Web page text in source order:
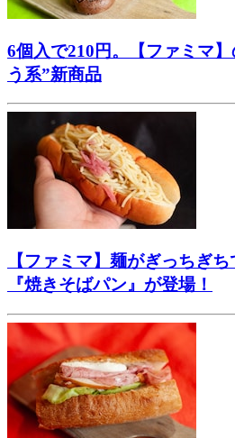
6個入で210円。【ファミマ
う系”新商品
【ファミマ】麺がぎっちぎ
『焼きそばパン』が登場！